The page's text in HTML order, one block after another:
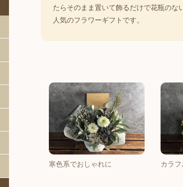
たらそのまま置いて飾るだけで花瓶のな
人気のフラワーギフトです。
寒色系でおしゃれに カラ